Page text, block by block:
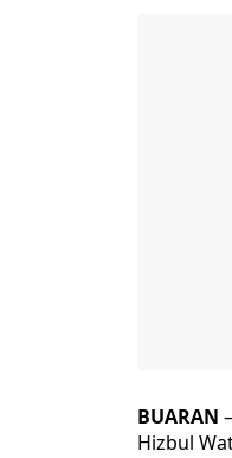
BUARAN
Hizbul